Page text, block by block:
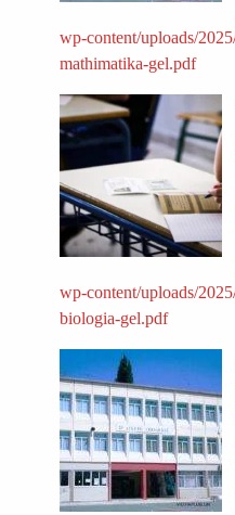
wp-content/uploads/
mathimatika-gel.pdf
wp-content/uploads/
biologia-gel.pdf